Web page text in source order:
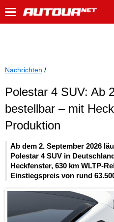
Nachrichten /
Polestar 4 SUV: Ab
bestellbar – mit
Produktion
Ab dem 2. September 2026
Polestar 4 SUV in
Heckfenster, 630 km WLTP-
Einstiegspreis von rund